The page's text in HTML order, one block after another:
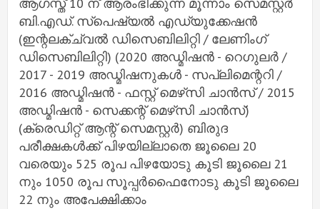
ആഗസ്ത് 10 ന് ആരംഭിക്കുന്ന മൂന്നാം സെമസ്റ്റർ
ബി.എഡ്. സ്‌പെഷ്യൽ എഡ്യുക്കേഷൻ
(ഇന്റലക്ച്വൽ ഡിസെബിലിറ്റി / ലേണിംഗ്
ഡിസെബിലിറ്റി) (2020 അഡ്മിഷൻ - റെഗുലർ /
2017 - 2019 അഡ്മിഷനുകൾ - സപ്ലിമെന്ററി /
2016 അഡ്മിഷൻ - ഫസ്റ്റ് മെഴ്‌സി ചാൻസ് / 2015
അഡ്മിഷൻ - സെക്കന്റ് മെഴ്‌സി ചാൻസ്)
(ക്രെഡിറ്റ് ആന്റ് സെമസ്റ്റർ) ബിരുദ
പരീക്ഷകൾക്ക് പിഴയില്ലാതെ ജൂലൈ 20
വരെയും 525 രൂപ പിഴയോടു കൂടി ജൂലൈ 21
നും 1050 രൂപ സൂപ്പർഫൈനോടു കൂടി ജൂലൈ
22 നും അപേക്ഷിക്കാം